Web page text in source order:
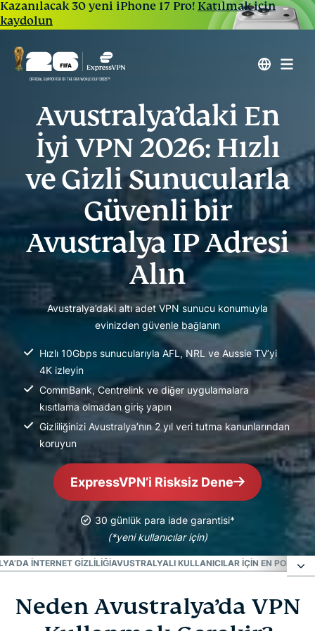
Kazanılacak 30 yeni iPhone 17 Pro! Katılmak için
kaydolun
Avustralya’daki En
İyi VPN 2026: Hızlı
ve Gizli Sunucularla
Güvenli bir
Avustralya IP Adresi
Alın
Avustralya’daki altı adet VPN sunucu konumuyla
evinizden güvenle bağlanın
Hızlı 10Gbps sunucularıyla AFL, NRL ve Aussie TV’yi
4K izleyin
CommBank, Centrelink ve diğer uygulamalara
kısıtlama olmadan giriş yapın
Gizliliğinizi Avustralya’nın 2 yıl veri tutma kanunlarından
koruyun
ExpressVPN’i Risksiz Dene
30 günlük para iade garantisi*
(*yeni kullanıcılar için)
İNTERNET GIZLILIĞIAVUSTRALYALI KULLANICILAR IÇIN EN
Neden Avustralya’da VPN Kullanmak Gerekir?
Neden Avustralya’da VPN